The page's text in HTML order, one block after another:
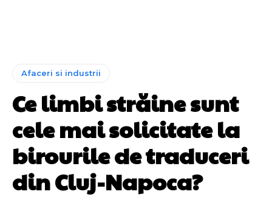
Afaceri si industrii
Ce limbi străine sunt
cele mai solicitate la
birourile de traduceri
din Cluj-Napoca?